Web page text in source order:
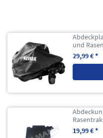
und
29,99 € *
19,99 € *